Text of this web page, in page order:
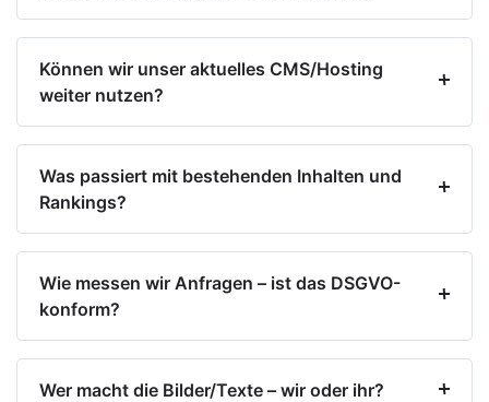
Können wir unser aktuelles CMS/Hosting
weiter nutzen?
Was passiert mit bestehenden Inhalten und
Rankings?
Wie messen wir Anfragen – ist das DSGVO-
konform?
Wer macht die Bilder/Texte – wir oder ihr?